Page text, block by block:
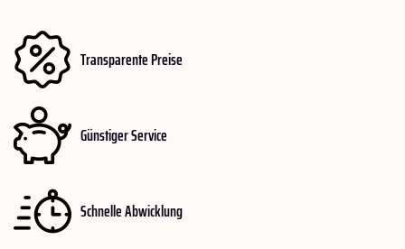
Transparente Preise
Günstiger Service
Schnelle Abwicklung